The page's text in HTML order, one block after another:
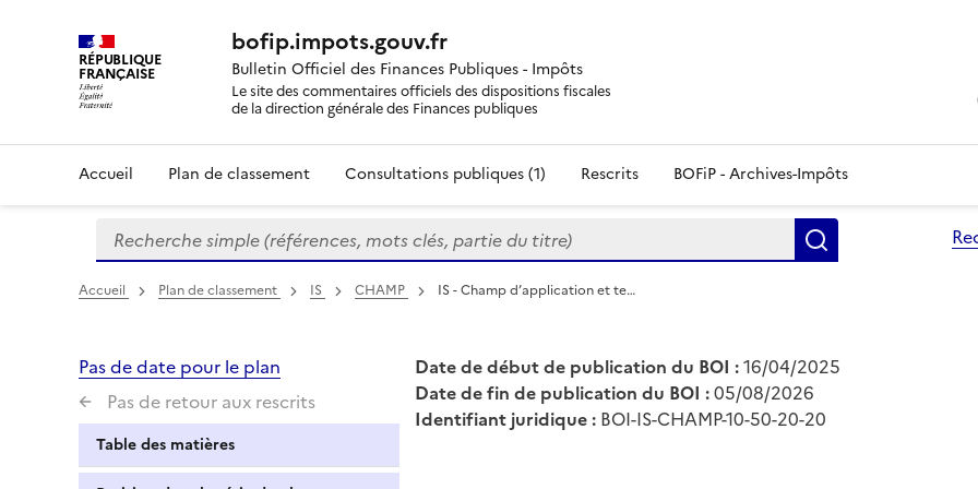
RÉPUBLIQUE
FRANÇAISE
bofip.impots.gouv.fr
Bulletin Officiel des Finances Publiques - Impôts
Le site des commentaires officiels des dispositions fiscales
de la direction générale des Finances publiques
Accueil Plan de classement Consultations publiques (1) Rescrits BOFiP - Archives-Impôts
Formulaire
de
recherche
Recherche simple (références, mots clés, partie du titre)
Accueil Plan de classement IS CHAMP IS - Champ d’application et te…
Pas de date pour le plan
Pas de retour aux rescrits
Table des matières
Date de début de publication du BOI :16/04/2025
Date de fin de publication du BOI :05/08/2026
Identifiant juridique : BOI-IS-CHAMP-10-50-20-20